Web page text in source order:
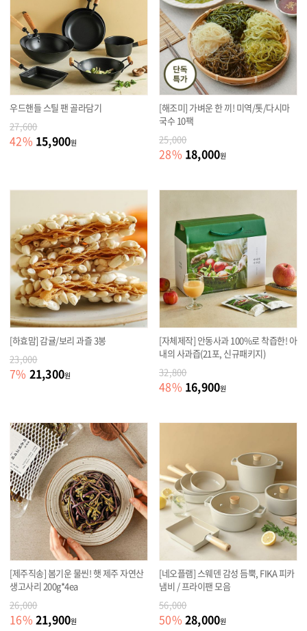
우드핸들 스틸 팬 골라담기
27,600
42% 15,900원
[해조미] 가벼운 한 끼! 미역/톳/다시마
국수 10팩
25,000
28% 18,000원
[하효맘] 감귤/보리 과즐 3봉
23,000
7% 21,300원
[자체제작] 안동사과 100%로 착즙한! 아
내의 사과즙(21포, 신규패키지)
32,800
48% 16,900원
[제주직송] 봄기운 물씬! 햇 제주 자연산
생고사리 200g*4ea
26,000
16% 21,900원
[네오플램] 스웨덴 감성 듬뿍, FIKA 피카
냄비 / 프라이팬 모음
56,000
50% 28,000원